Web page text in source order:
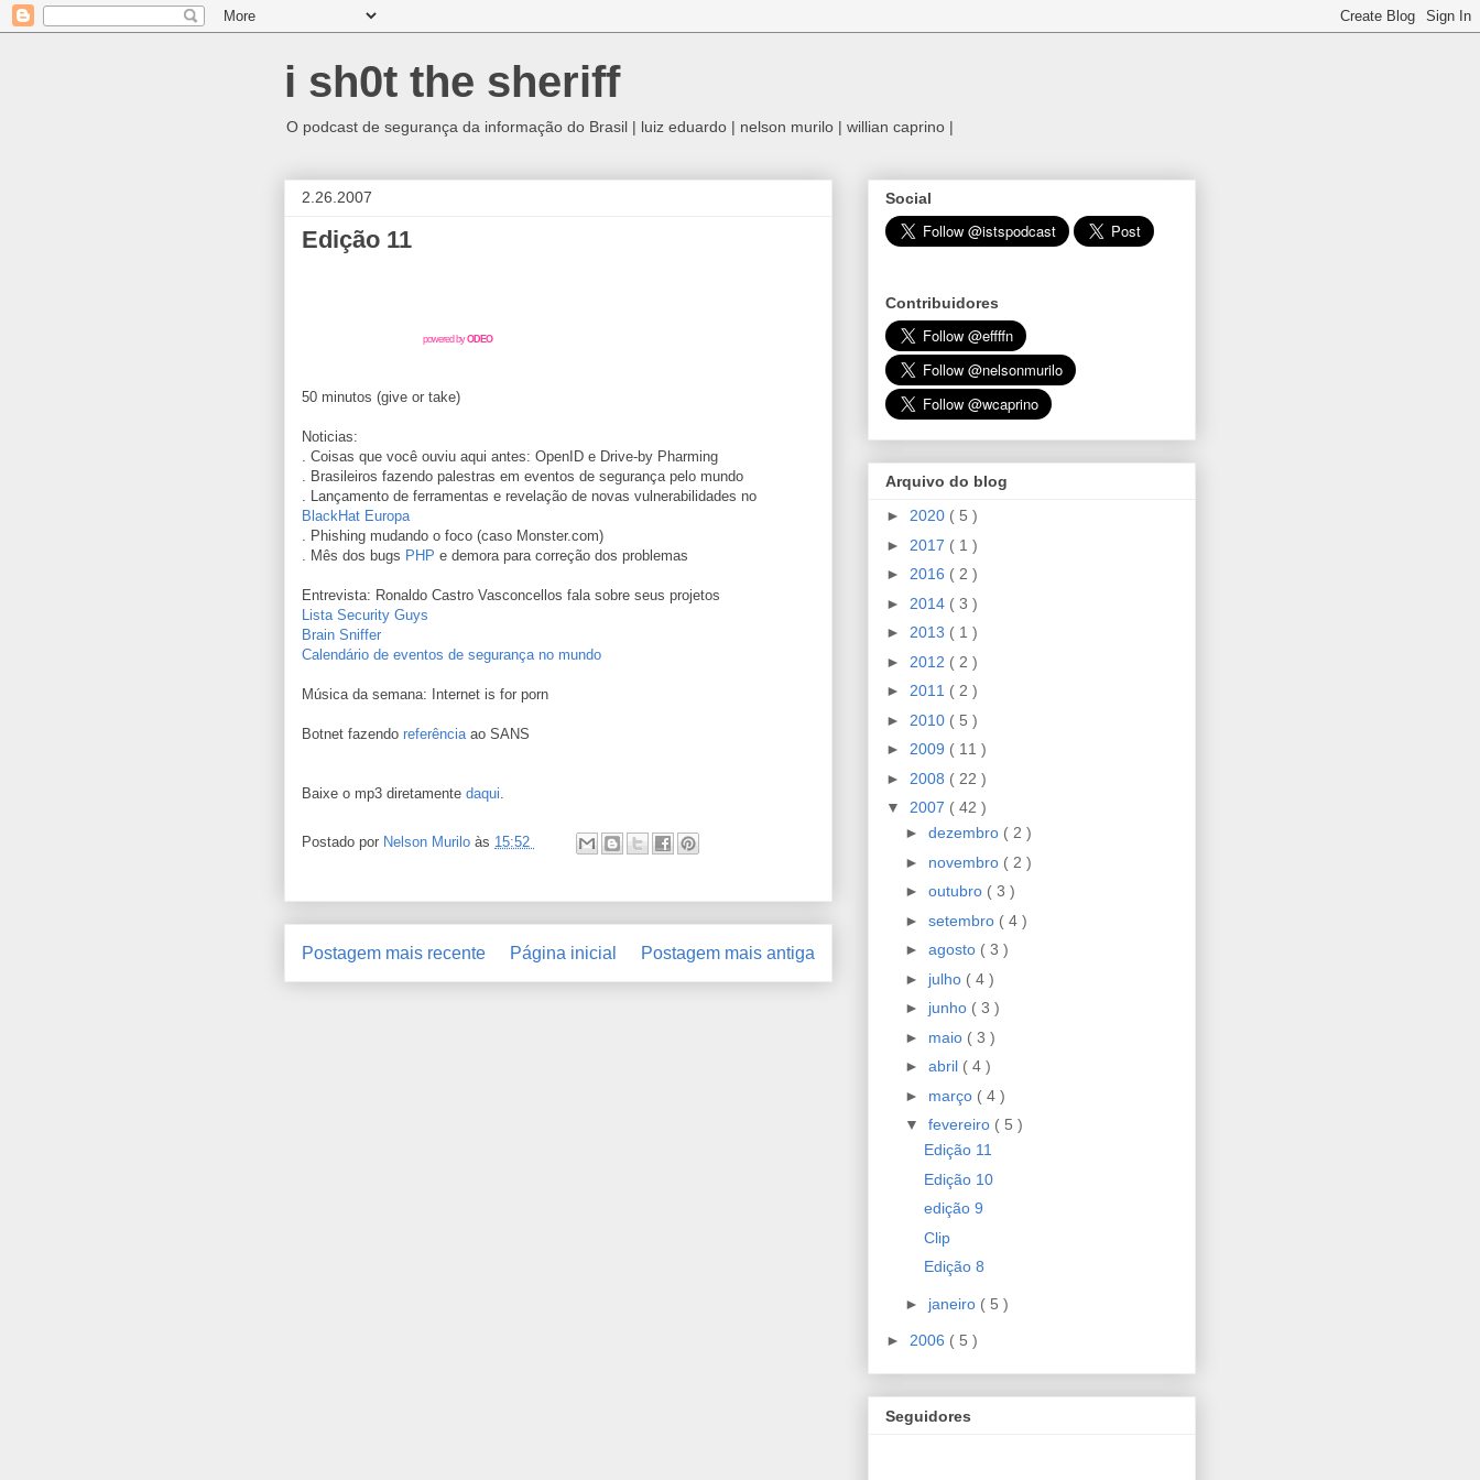
i sh0t the sheriff
O podcast de segurança da informação do Brasil | luiz eduardo | nelson murilo | willian caprino |
2.26.2007
Edição 11
powered byODEO
50 minutos (give or take)
Noticias:
. Coisas que você ouviu aqui antes: OpenID e Drive-by Pharming
. Brasileiros fazendo palestras em eventos de segurança pelo mundo
. Lançamento de ferramentas e revelação de novas vulnerabilidades no
BlackHat Europa
. Phishing mudando o foco (caso Monster.com)
. Mês dos bugs PHP e demora para correção dos problemas
Entrevista: Ronaldo Castro Vasconcellos fala sobre seus projetos
Lista Security Guys
Brain Sniffer
Calendário de eventos de segurança no mundo
Música da semana: Internet is for porn
Botnet fazendo referênciaao SANS
Baixe o mp3 diretamente daqui.
Postado por Nelson Murilo às 15:52
Postagem mais recente Postagem mais antiga
Página inicial
Social
Contribuidores
Arquivo do blog
► 2020 ( 5 )
► 2017 ( 1 )
► 2016 ( 2 )
► 2014 ( 3 )
► 2013 ( 1 )
► 2012 ( 2 )
► 2011 ( 2 )
► 2010 ( 5 )
► 2009 ( 11 )
► 2008 ( 22 )
▼ 2007 ( 42 )
► dezembro ( 2 )
► novembro ( 2 )
► outubro ( 3 )
► setembro ( 4 )
► agosto ( 3 )
► julho ( 4 )
► junho ( 3 )
► maio ( 3 )
► abril ( 4 )
► março ( 4 )
▼ fevereiro ( 5 )
Edição 11
Edição 10
edição 9
Clip
Edição 8
► janeiro ( 5 )
► 2006 ( 5 )
Seguidores